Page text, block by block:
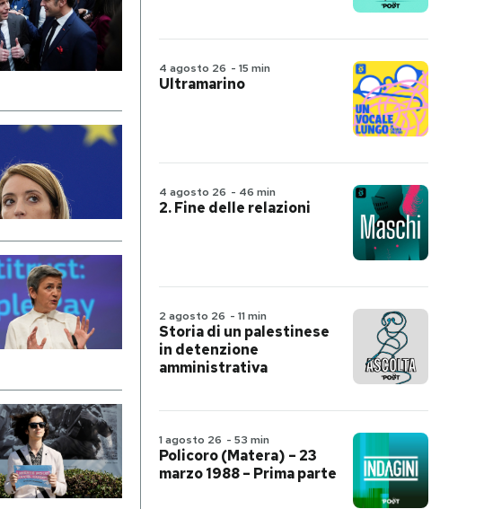
4 agosto 26 - 15 min
Ultramarino
4 agosto 26 - 46 min
2. Fine delle relazioni
2 agosto 26 - 11 min
Storia di un palestinese
in detenzione
amministrativa
1 agosto 26 - 53 min
Policoro (Matera) – 23
marzo 1988 – Prima parte